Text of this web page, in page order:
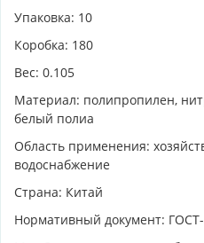
Упаковка: 10
Коробка: 180
Вес: 0.105
Материал: полипропилен,
белый полиа
Область применения:
водоснабжение
Страна: Китай
Нормативный документ: